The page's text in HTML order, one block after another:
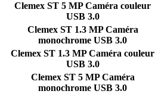
Clemex ST 5 MP Caméra couleur
USB 3.0
Clemex ST 1.3 MP Caméra
monochrome USB 3.0
Clemex ST 1.3 MP Caméra couleur
USB 3.0
Clemex ST 5 MP Caméra
monochrome USB 3.0